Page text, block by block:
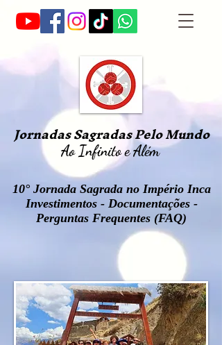
Jornadas Sagradas Pelo Mundo
Ao Infinito e Além
10° Jornada Sagrada no Império Inca
Investimentos - Documentações -
Perguntas Frequentes (FAQ)